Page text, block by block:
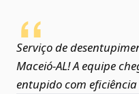
Serviço de
Maceió‑AL! A equipe
entupido com